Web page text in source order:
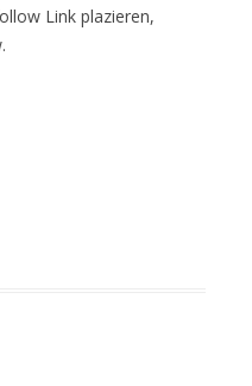
Link plazieren,